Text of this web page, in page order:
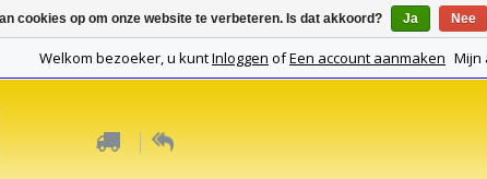
Welkom bezoeker, u kuntInloggen ofEen account aanmaken Mijn
cookies op om onze website te verbeteren. Is dat akkoord? Ja Nee